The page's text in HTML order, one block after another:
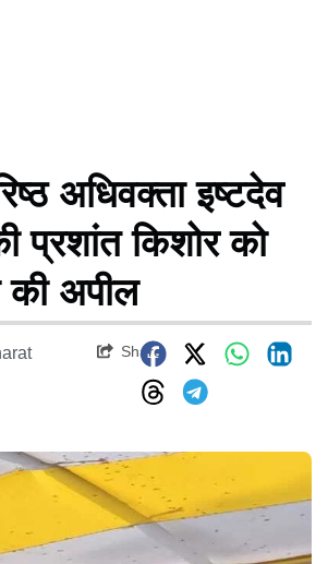
अधिवक्ता इष्टदेव
प्रशांत किशोर को
की अपील
Share